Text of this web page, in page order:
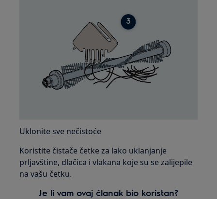
Uklonite sve nečistoće
Koristite čistače četke za lako uklanjanje
prljavštine, dlačica i vlakana koje su se zalijepile
na vašu četku.
Je li vam ovaj članak bio koristan?